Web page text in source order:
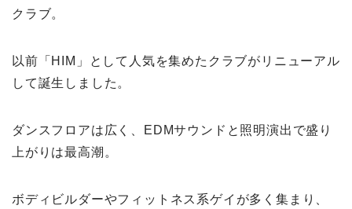
クラブ。
以前「HIM」として人気を集めたクラブがリニューアル
して誕生しました。
ダンスフロアは広く、EDMサウンドと照明演出で盛り
上がりは最高潮。
ボディビルダーやフィットネス系ゲイが多く集まり、